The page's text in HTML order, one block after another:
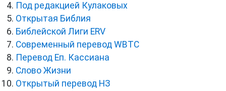
Под редакцией Кулаковых
Открытая Библия
Библейской Лиги ERV
Cовременный перевод WBTC
Перевод Еп. Кассиана
Слово Жизни
Открытый перевод НЗ